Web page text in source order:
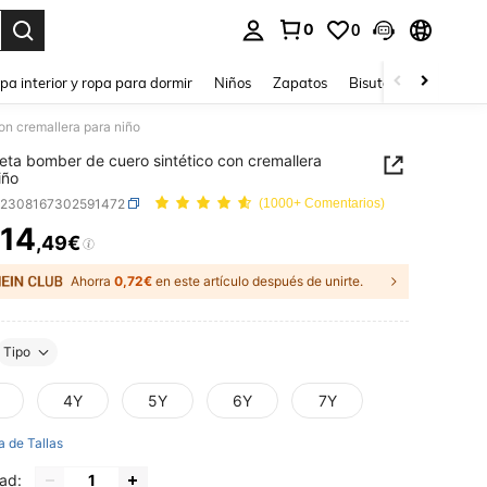
0 0
interior y ropa para dormir Niños Zapatos Bisutería Y
cremallera para niño
bomber de cuero sintético con cremallera
(1000+ Comentarios)
AND AVAILABILITY
14,49€
Ahorra 0,72€ en este artículo después de unirte.
Tipo
4Y 5Y 6Y 7Y
de Tallas